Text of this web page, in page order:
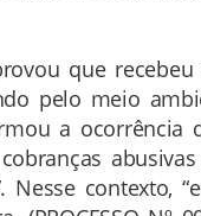
que
pelo meio
a ocorrência
Nesse contexto,